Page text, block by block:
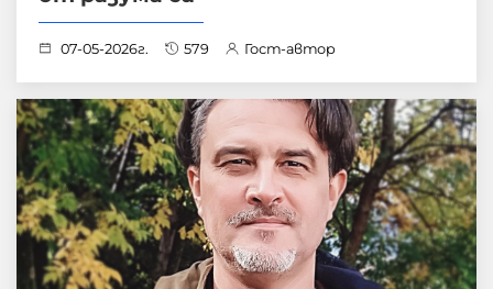
07-05-2026г. 579 Гост-автор